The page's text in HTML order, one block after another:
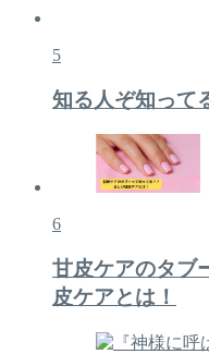
5
知る人ぞ知って
6
甘皮ケアのタブ
皮ケアとは！